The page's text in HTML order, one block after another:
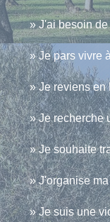
J'ai besoin
Je pars vivre
Je reviens en
Je recherche
Je souhaite
J'organise
Je suis une